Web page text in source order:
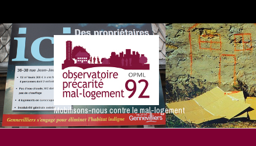
Mobilisons-nous contre le mal-logement